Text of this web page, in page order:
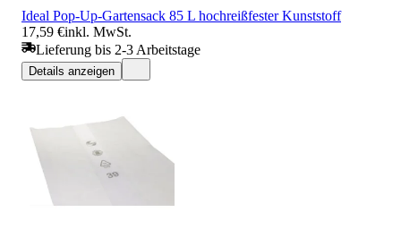
Ideal Pop-Up-Gartensack 85 L hochreißfester Kunststoff
17,59 €inkl. MwSt.
Lieferung bis 2-3 Arbeitstage
Details anzeigen